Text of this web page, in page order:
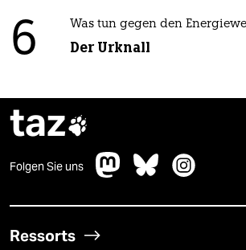
6 Was tun gegen den
Der Urknall
taz
Folgen Sie uns
Ressorts